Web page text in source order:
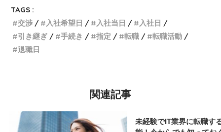
TAGS :
交渉
入社希望日 入社当日
入社日
引き継ぎ
手続き 指定 転職
転職活動
退職日
関連記事
未経験でIT業界に転職す